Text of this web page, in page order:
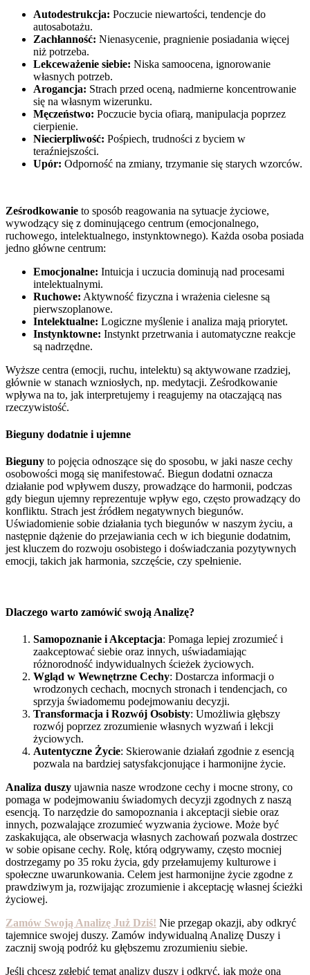
Autodestrukcja: Poczucie niewartości, tendencje do
autosabotażu.
Zachłanność: Nienasycenie, pragnienie posiadania więcej
niż potrzeba.
Lekceważenie siebie: Niska samoocena, ignorowanie
własnych potrzeb.
Arogancja: Strach przed oceną, nadmierne koncentrowanie
się na własnym wizerunku.
Męczeństwo: Poczucie bycia ofiarą, manipulacja poprzez
cierpienie.
Niecierpliwość: Pośpiech, trudności z byciem w
teraźniejszości.
Upór: Odporność na zmiany, trzymanie się starych wzorców.
Ześrodkowanie to sposób reagowania na sytuacje życiowe,
wywodzący się z dominującego centrum (emocjonalnego,
ruchowego, intelektualnego, instynktownego). Każda osoba posiada
jedno główne centrum:
Emocjonalne: Intuicja i uczucia dominują nad procesami
intelektualnymi.
Ruchowe: Aktywność fizyczna i wrażenia cielesne są
pierwszoplanowe.
Intelektualne: Logiczne myślenie i analiza mają priorytet.
Instynktowne: Instynkt przetrwania i automatyczne reakcje
są nadrzędne.
Wyższe centra (emocji, ruchu, intelektu) są aktywowane rzadziej,
głównie w stanach wzniosłych, np. medytacji. Ześrodkowanie
wpływa na to, jak interpretujemy i reagujemy na otaczającą nas
rzeczywistość.
Bieguny dodatnie i ujemne
Bieguny to pojęcia odnoszące się do sposobu, w jaki nasze cechy
osobowości mogą się manifestować. Biegun dodatni oznacza
działanie pod wpływem duszy, prowadzące do harmonii, podczas
gdy biegun ujemny reprezentuje wpływ ego, często prowadzący do
konfliktu. Strach jest źródłem negatywnych biegunów.
Uświadomienie sobie działania tych biegunów w naszym życiu, a
następnie dążenie do przejawiania cech w ich biegunie dodatnim,
jest kluczem do rozwoju osobistego i doświadczania pozytywnych
emocji, takich jak harmonia, szczęście, czy spełnienie.
Dlaczego warto zamówić swoją Analizę?
Samopoznanie i Akceptacja: Pomaga lepiej zrozumieć i
zaakceptować siebie oraz innych, uświadamiając
różnorodność indywidualnych ścieżek życiowych.
Wgląd w Wewnętrzne Cechy: Dostarcza informacji o
wrodzonych cechach, mocnych stronach i tendencjach, co
sprzyja świadomemu podejmowaniu decyzji.
Transformacja i Rozwój Osobisty: Umożliwia głębszy
rozwój poprzez zrozumienie własnych wyzwań i lekcji
życiowych.
Autentyczne Życie: Skierowanie działań zgodnie z esencją
pozwala na bardziej satysfakcjonujące i harmonijne życie.
Analiza duszy ujawnia nasze wrodzone cechy i mocne strony, co
pomaga w podejmowaniu świadomych decyzji zgodnych z naszą
esencją. To narzędzie do samopoznania i akceptacji siebie oraz
innych, pozwalające zrozumieć wyzwania życiowe. Może być
zaskakująca, ale obserwacja własnych zachowań pozwala dostrzec
w sobie opisane cechy. Rolę, którą odgrywamy, często mocniej
dostrzegamy po 35 roku życia, gdy przełamujemy kulturowe i
społeczne uwarunkowania. Celem jest harmonijne życie zgodne z
prawdziwym ja, rozwijając zrozumienie i akceptację własnej ścieżki
życiowej.
Zamów Swoją Analizę Już Dziś! Nie przegap okazji, aby odkryć
tajemnice swojej duszy. Zamów indywidualną Analizę Duszy i
zacznij swoją podróż ku głębszemu zrozumieniu siebie.
Jeśli chcesz zgłębić temat analizy duszy i odkryć, jak może ona